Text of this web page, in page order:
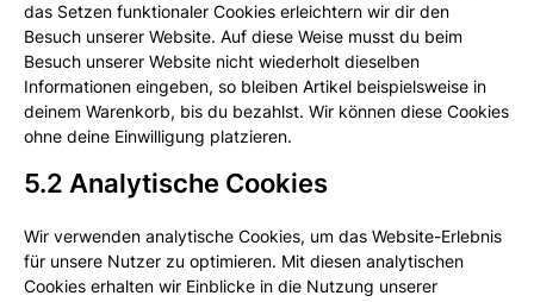
das Setzen funktionaler Cookies erleichtern wir dir den
Besuch unserer Website. Auf diese Weise musst du beim
Besuch unserer Website nicht wiederholt dieselben
Informationen eingeben, so bleiben Artikel beispielsweise in
deinem Warenkorb, bis du bezahlst. Wir können diese Cookies
ohne deine Einwilligung platzieren.
5.2 Analytische Cookies
Wir verwenden analytische Cookies, um das Website-Erlebnis
für unsere Nutzer zu optimieren. Mit diesen analytischen
Cookies erhalten wir Einblicke in die Nutzung unserer